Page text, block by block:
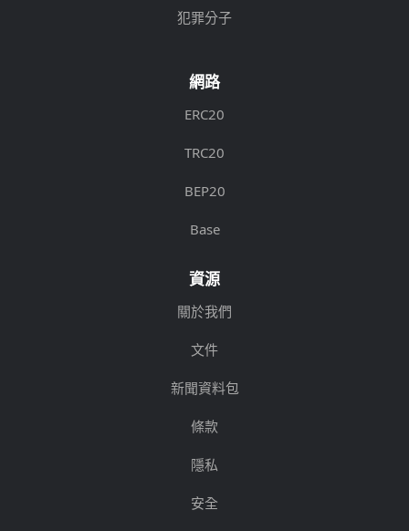
犯罪分子
網路
ERC20
TRC20
BEP20
Base
資源
關於我們
文件
新聞資料包
條款
隱私
安全